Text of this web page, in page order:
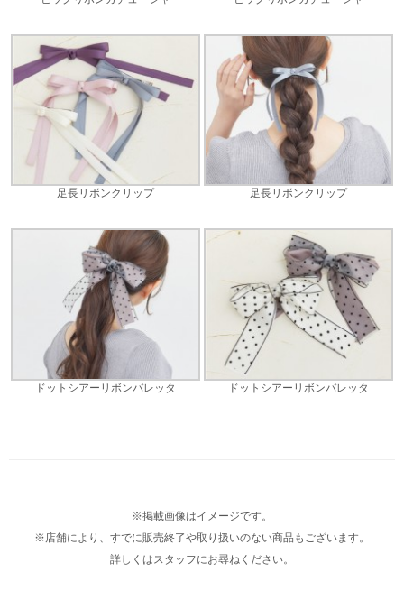
足長リボンクリップ 足長リボンクリップ
ドットシアーリボンバレッタ ドットシアーリボンバレッタ
※掲載画像はイメージです。
※店舗により、すでに販売終了や取り扱いのない商品もございます。
詳しくはスタッフにお尋ねください。